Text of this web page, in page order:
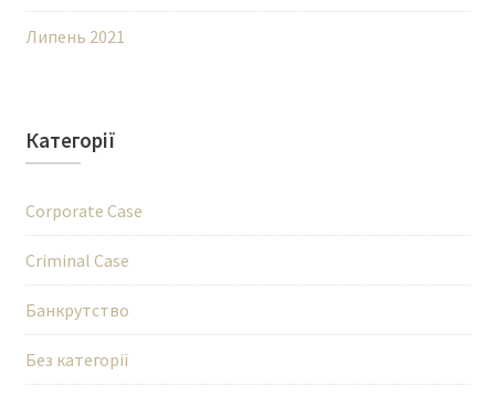
Липень 2021
Категорії
Corporate Case
Criminal Case
Банкрутство
Без категорії